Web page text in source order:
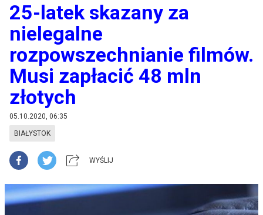
25-latek skazany za
nielegalne
rozpowszechnianie filmów.
Musi zapłacić 48 mln
złotych
05.10.2020, 06:35
BIAŁYSTOK
WYŚLIJ